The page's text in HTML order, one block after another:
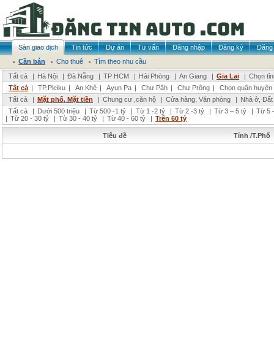
Sàn giao dịch Tin tức Dự án Tư vấn Đăng nhập Đăng ký
Đăng
Cần bán
Cho thuê
Tìm theo nhu cầu
Tất cả
| Hà Nội | Đà Nẵng | TP HCM | Hải Phòng | An Giang | Gia Lai | Chọn
Tất cả | TP.Pleiku | An Khê | Ayun Pa | Chư Păh | Chư Prông |
Chọn quận huyện
Tất cả
| Mặt phố, Mặt tiền | Chung cư ,căn hộ | Cửa hàng, Văn phòng | Nhà ở,
Tất cả
| Dưới 500 triệu | Từ 500 -1 tỷ | Từ 1 -2 tỷ | Từ 2 -3 tỷ | Từ 3 – 5 tỷ | Từ 5
| Từ 20 - 30 tỷ | Từ 30 - 40 tỷ | Từ 40 - 60 tỷ | Trên 60 tỷ
Tiêu đề Tỉnh /T.Phố